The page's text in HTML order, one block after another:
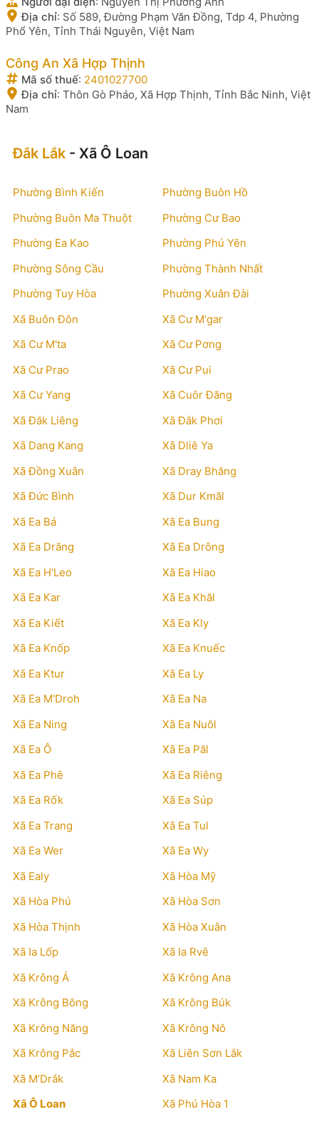
Địa chỉ: Số 589, Đường Phạm Văn Đồng, Tdp 4, Phường
Phổ Yên, Tỉnh Thái Nguyên, Việt Nam
Công An Xã Hợp Thịnh
Mã số thuế: 2401027700
Địa chỉ: Thôn Gò Pháo, Xã Hợp Thịnh, Tỉnh Bắc Ninh, Việt
Nam
Đắk Lắk - Xã Ô Loan
Phường Bình Kiến
Phường Buôn Hồ
Phường Buôn Ma Thuột
Phường Cư Bao
Phường Ea Kao
Phường Phú Yên
Phường Sông Cầu
Phường Thành Nhất
Phường Tuy Hòa
Phường Xuân Đài
Xã Buôn Đôn
Xã Cư M'gar
Xã Cư M'ta
Xã Cư Pơng
Xã Cư Prao
Xã Cư Pui
Xã Cư Yang
Xã Cuôr Đăng
Xã Đắk Liêng
Xã Đắk Phơi
Xã Dang Kang
Xã Dliê Ya
Xã Đồng Xuân
Xã Dray Bhăng
Xã Đức Bình
Xã Dur Kmăl
Xã Ea Bá
Xã Ea Bung
Xã Ea Drăng
Xã Ea Drông
Xã Ea H'Leo
Xã Ea Hiao
Xã Ea Kar
Xã Ea Khăl
Xã Ea Kiết
Xã Ea Kly
Xã Ea Knốp
Xã Ea Knuếc
Xã Ea Ktur
Xã Ea Ly
Xã Ea M'Droh
Xã Ea Na
Xã Ea Ning
Xã Ea Nuôl
Xã Ea Ô
Xã Ea Păl
Xã Ea Phê
Xã Ea Riêng
Xã Ea Rốk
Xã Ea Súp
Xã Ea Trang
Xã Ea Tul
Xã Ea Wer
Xã Ea Wy
Xã Ealy
Xã Hòa Mỹ
Xã Hòa Phú
Xã Hòa Sơn
Xã Hòa Thịnh
Xã Hòa Xuân
Xã Ia Lốp
Xã Ia Rvê
Xã Krông Á
Xã Krông Ana
Xã Krông Bông
Xã Krông Búk
Xã Krông Năng
Xã Krông Nô
Xã Krông Pắc
Xã Liên Sơn Lắk
Xã M’Drắk
Xã Nam Ka
Xã Ô Loan
Xã Phú Hòa 1